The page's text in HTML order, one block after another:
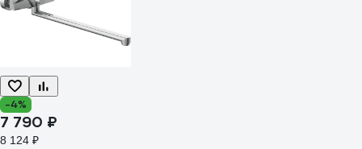
-4%
7 790 ₽
8 124 ₽